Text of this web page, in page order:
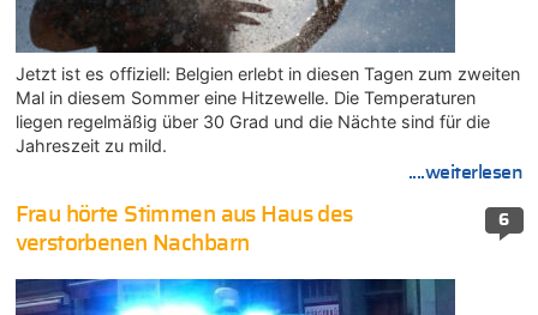
Jetzt ist es offiziell: Belgien erlebt in diesen Tagen zum zweiten
Mal in diesem Sommer eine Hitzewelle. Die Temperaturen
liegen regelmäßig über 30 Grad und die Nächte sind für die
Jahreszeit zu mild.
....weiterlesen
6
Frau hörte Stimmen aus Haus des
verstorbenen Nachbarn